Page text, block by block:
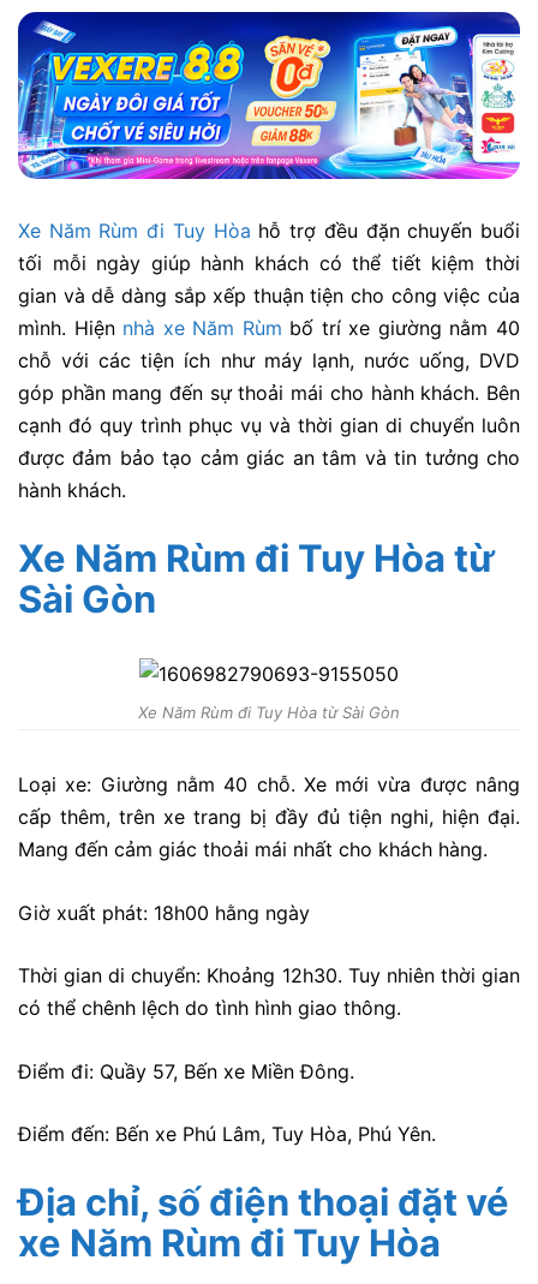
Xe Năm Rùm đi Tuy Hòa hỗ trợ đều đặn chuyến buổi
tối mỗi ngày giúp hành khách có thể tiết kiệm thời
gian và dễ dàng sắp xếp thuận tiện cho công việc của
mình. Hiện nhà xe Năm Rùm bố trí xe giường nằm 40
chỗ với các tiện ích như máy lạnh, nước uống, DVD
góp phần mang đến sự thoải mái cho hành khách. Bên
cạnh đó quy trình phục vụ và thời gian di chuyển luôn
được đảm bảo tạo cảm giác an tâm và tin tưởng cho
hành khách.
Xe Năm Rùm đi Tuy Hòa từ
Sài Gòn
Xe Năm Rùm đi Tuy Hòa từ Sài Gòn
Loại xe: Giường nằm 40 chỗ. Xe mới vừa được nâng
cấp thêm, trên xe trang bị đầy đủ tiện nghi, hiện đại.
Mang đến cảm giác thoải mái nhất cho khách hàng.
Giờ xuất phát: 18h00 hằng ngày
Thời gian di chuyển: Khoảng 12h30. Tuy nhiên thời gian
có thể chênh lệch do tình hình giao thông.
Điểm đi: Quầy 57, Bến xe Miền Đông.
Điểm đến: Bến xe Phú Lâm, Tuy Hòa, Phú Yên.
Địa chỉ, số điện thoại đặt vé
xe Năm Rùm đi Tuy Hòa